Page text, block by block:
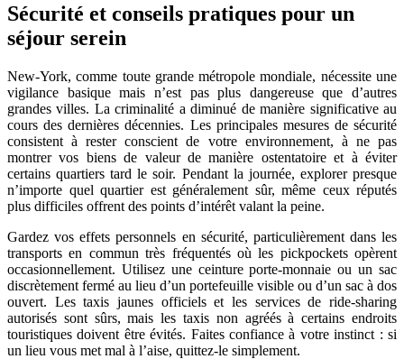
Sécurité et conseils pratiques pour un
séjour serein
New-York, comme toute grande métropole mondiale, nécessite une
vigilance basique mais n’est pas plus dangereuse que d’autres
grandes villes. La criminalité a diminué de manière significative au
cours des dernières décennies. Les principales mesures de sécurité
consistent à rester conscient de votre environnement, à ne pas
montrer vos biens de valeur de manière ostentatoire et à éviter
certains quartiers tard le soir. Pendant la journée, explorer presque
n’importe quel quartier est généralement sûr, même ceux réputés
plus difficiles offrent des points d’intérêt valant la peine.
Gardez vos effets personnels en sécurité, particulièrement dans les
transports en commun très fréquentés où les pickpockets opèrent
occasionnellement. Utilisez une ceinture porte-monnaie ou un sac
discrètement fermé au lieu d’un portefeuille visible ou d’un sac à dos
ouvert. Les taxis jaunes officiels et les services de ride-sharing
autorisés sont sûrs, mais les taxis non agréés à certains endroits
touristiques doivent être évités. Faites confiance à votre instinct : si
un lieu vous met mal à l’aise, quittez-le simplement.